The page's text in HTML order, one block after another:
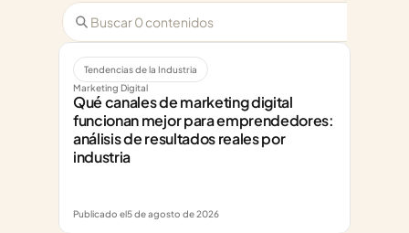
Tendencias de la Industria
Marketing Digital
Qué canales de marketing digital
funcionan mejor para emprendedores:
análisis de resultados reales por
industria
Publicado el5 de agosto de 2026